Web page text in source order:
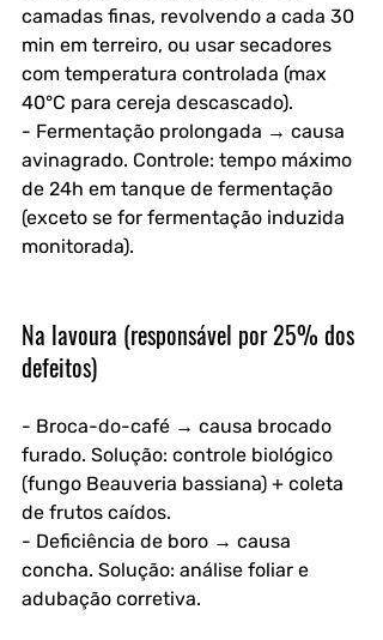
camadas finas, revolvendo a cada 30
min em terreiro, ou usar secadores
com temperatura controlada (max
40°C para cereja descascado).
- Fermentação prolongada → causa
avinagrado. Controle: tempo máximo
de 24h em tanque de fermentação
(exceto se for fermentação induzida
monitorada).
Na lavoura (responsável por 25% dos
defeitos)
- Broca-do-café → causa brocado
furado. Solução: controle biológico
(fungo Beauveria bassiana) + coleta
de frutos caídos.
- Deficiência de boro → causa
concha. Solução: análise foliar e
adubação corretiva.